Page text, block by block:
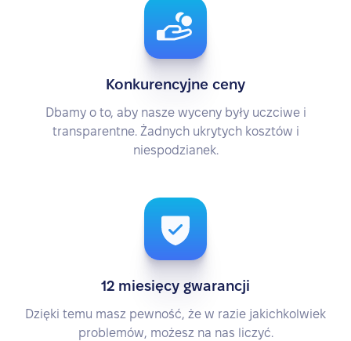
Konkurencyjne ceny
Dbamy o to, aby nasze wyceny były uczciwe i
transparentne. Żadnych ukrytych kosztów i
niespodzianek.
12 miesięcy gwarancji
Dzięki temu masz pewność, że w razie jakichkolwiek
problemów, możesz na nas liczyć.